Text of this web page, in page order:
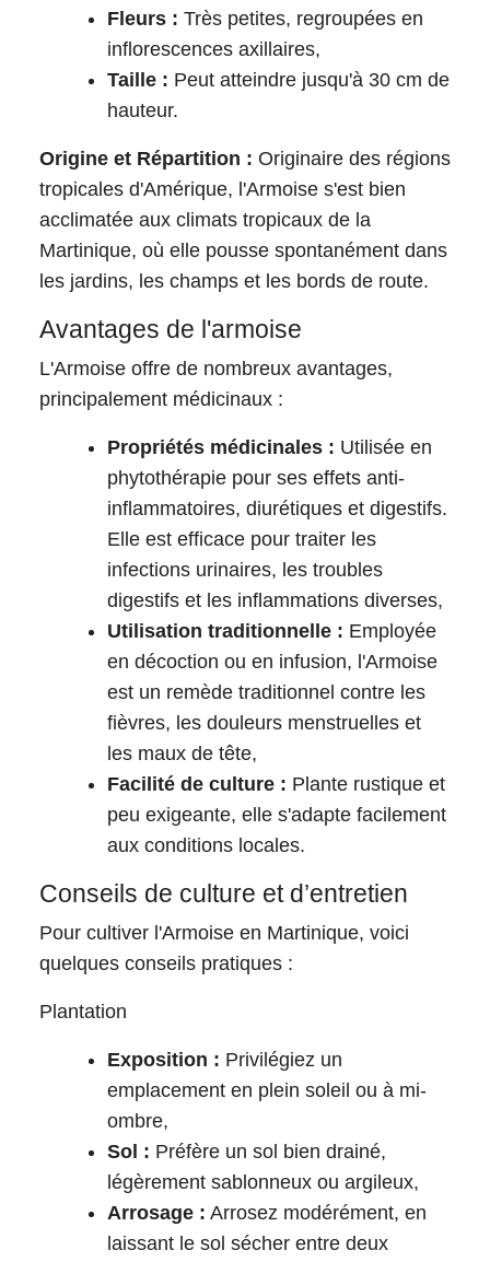
Fleurs : Très petites, regroupées en
inflorescences axillaires,
Taille : Peut atteindre jusqu'à 30 cm de
hauteur.
Origine et Répartition : Originaire des régions
tropicales d'Amérique, l'Armoise s'est bien
acclimatée aux climats tropicaux de la
Martinique, où elle pousse spontanément dans
les jardins, les champs et les bords de route.
Avantages de l'armoise
L'Armoise offre de nombreux avantages,
principalement médicinaux :
Propriétés médicinales : Utilisée en
phytothérapie pour ses effets anti-
inflammatoires, diurétiques et digestifs.
Elle est efficace pour traiter les
infections urinaires, les troubles
digestifs et les inflammations diverses,
Utilisation traditionnelle : Employée
en décoction ou en infusion, l'Armoise
est un remède traditionnel contre les
fièvres, les douleurs menstruelles et
les maux de tête,
Facilité de culture : Plante rustique et
peu exigeante, elle s'adapte facilement
aux conditions locales.
Conseils de culture et d’entretien
Pour cultiver l'Armoise en Martinique, voici
quelques conseils pratiques :
Plantation
Exposition : Privilégiez un
emplacement en plein soleil ou à mi-
ombre,
Sol : Préfère un sol bien drainé,
légèrement sablonneux ou argileux,
Arrosage : Arrosez modérément, en
laissant le sol sécher entre deux